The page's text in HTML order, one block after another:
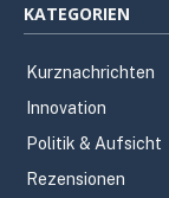
KATEGORIEN
Kurznachrichten
Innovation
Politik & Aufsicht
Rezensionen